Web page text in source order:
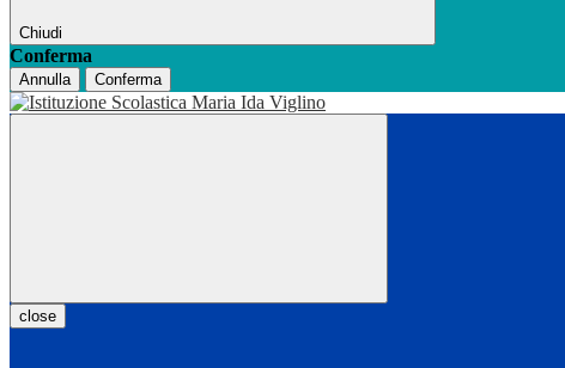
Chiudi
Conferma
Annulla Conferma
close